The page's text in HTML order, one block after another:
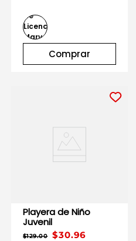
Comprar
Playera de Niño
Juvenil
$30.96
$129.00